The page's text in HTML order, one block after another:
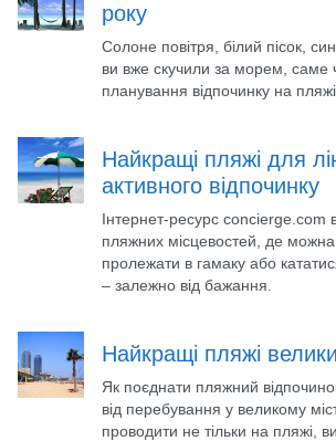
року
Солоне повітря, білий пісок,
ви вже скучили за морем, саме
планування відпочинку на пляжі
Найкращі пляжі для
активного відпочинку
Інтернет-ресурс concierge.com
пляжних місцевостей, де
пролежати в гамаку або
– залежно від бажання.
Найкращі пляжі
Як поєднати пляжний
від перебування у великому
проводити не тільки на пляжі,